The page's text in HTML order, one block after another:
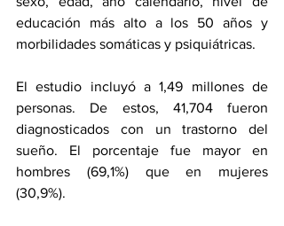
educación más alto a los 50 años y
morbilidades somáticas y psiquiátricas.
El estudio incluyó a 1,49 millones de
personas. De estos, 41,704 fueron
diagnosticados con un trastorno del
sueño. El porcentaje fue mayor en
hombres (69,1%) que en mujeres
(30,9%).